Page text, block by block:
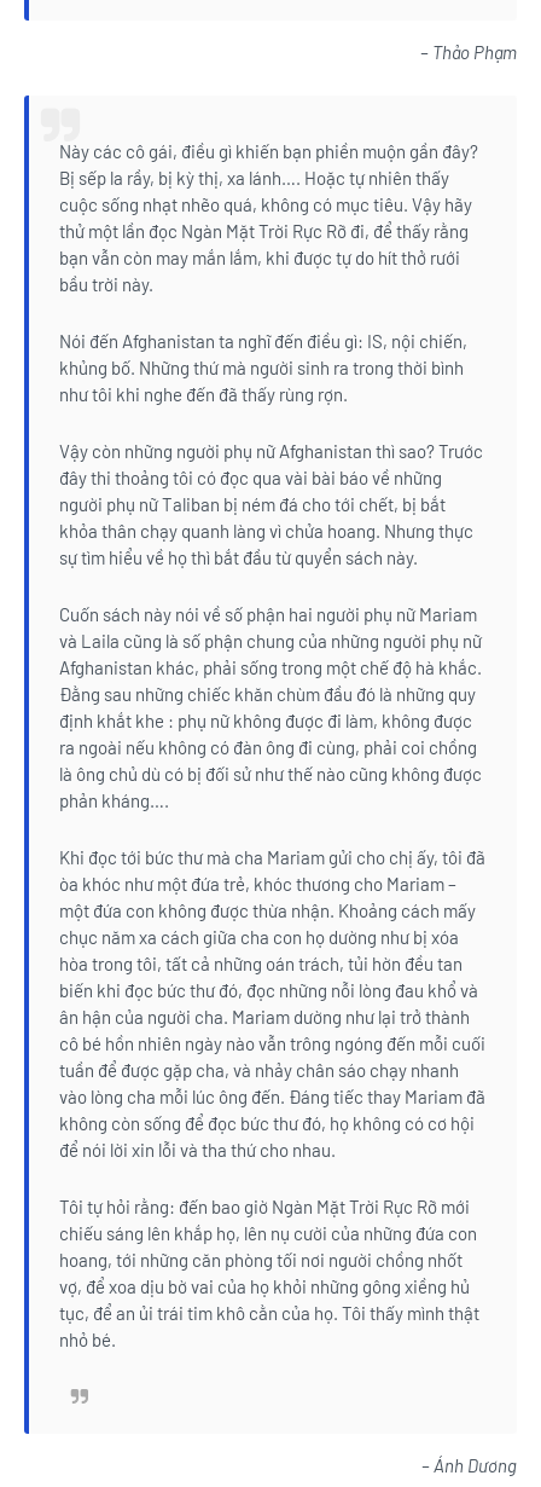
– Thảo Phạm
Này các cô gái, điều gì khiến bạn phiền muộn gần đây?
Bị sếp la rầy, bị kỳ thị, xa lánh…. Hoặc tự nhiên thấy
cuộc sống nhạt nhẽo quá, không có mục tiêu. Vậy hãy
thử một lần đọc Ngàn Mặt Trời Rực Rỡ đi, để thấy rằng
bạn vẫn còn may mắn lắm, khi được tự do hít thở rưới
bầu trời này.
Nói đến Afghanistan ta nghĩ đến điều gì: IS, nội chiến,
khủng bố. Những thứ mà người sinh ra trong thời bình
như tôi khi nghe đến đã thấy rùng rợn.
Vậy còn những người phụ nữ Afghanistan thì sao? Trước
đây thi thoảng tôi có đọc qua vài bài báo về những
người phụ nữ Taliban bị ném đá cho tới chết, bị bắt
khỏa thân chạy quanh làng vì chửa hoang. Nhưng thực
sự tìm hiểu về họ thì bắt đầu từ quyển sách này.
Cuốn sách này nói về số phận hai người phụ nữ Mariam
và Laila cũng là số phận chung của những người phụ nữ
Afghanistan khác, phải sống trong một chế độ hà khắc.
Đằng sau những chiếc khăn chùm đầu đó là những quy
định khắt khe : phụ nữ không được đi làm, không được
ra ngoài nếu không có đàn ông đi cùng, phải coi chồng
là ông chủ dù có bị đối sử như thế nào cũng không được
phản kháng….
Khi đọc tới bức thư mà cha Mariam gửi cho chị ấy, tôi đã
òa khóc như một đứa trẻ, khóc thương cho Mariam –
một đứa con không được thừa nhận. Khoảng cách mấy
chục năm xa cách giữa cha con họ dường như bị xóa
hòa trong tôi, tất cả những oán trách, tủi hờn đều tan
biến khi đọc bức thư đó, đọc những nỗi lòng đau khổ và
ân hận của người cha. Mariam dường như lại trở thành
cô bé hồn nhiên ngày nào vẫn trông ngóng đến mỗi cuối
tuần để được gặp cha, và nhảy chân sáo chạy nhanh
vào lòng cha mỗi lúc ông đến. Đáng tiếc thay Mariam đã
không còn sống để đọc bức thư đó, họ không có cơ hội
để nói lời xin lỗi và tha thứ cho nhau.
Tôi tự hỏi rằng: đến bao giờ Ngàn Mặt Trời Rực Rỡ mới
chiếu sáng lên khắp họ, lên nụ cười của những đứa con
hoang, tới những căn phòng tối nơi người chồng nhốt
vợ, để xoa dịu bờ vai của họ khỏi những gông xiềng hủ
tục, để an ủi trái tim khô cằn của họ. Tôi thấy mình thật
nhỏ bé.
– Ánh Dương